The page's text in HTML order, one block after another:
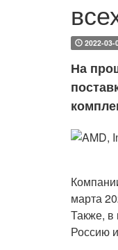
2022-03-
На
марта
Также, в
Россию